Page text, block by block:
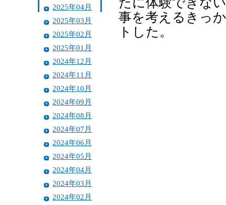
2025年04月
2025年03月
2025年02月
2025年01月
2024年12月
2024年11月
2024年10月
2024年09月
2024年08月
2024年07月
2024年06月
2024年05月
2024年04月
2024年03月
2024年02月
事を考えるきっ
トした。